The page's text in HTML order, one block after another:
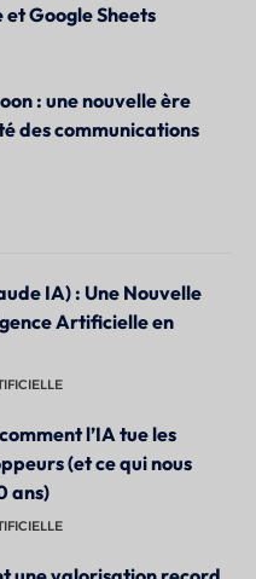
et Google Sheets
: une nouvelle ère
des communications
IA) : Une Nouvelle
Artificielle en
l’IA tue les
(et ce qui nous
ans)